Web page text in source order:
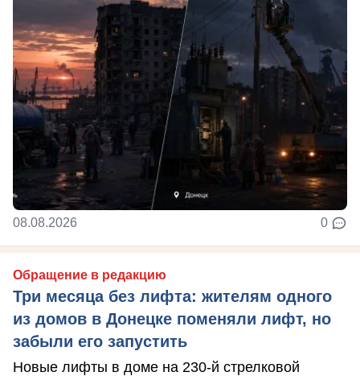
08.08.2026 0
Обращение в редакцию
Три месяца без лифта: жителям одного
из домов в Донецке поменяли лифт, но
забыли его запустить
Новые лифты в доме на 230-й стрелковой